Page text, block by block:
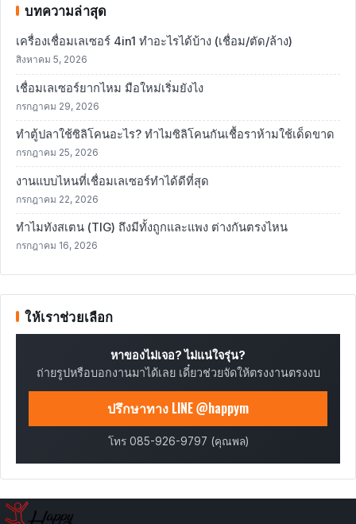
บทความล่าสุด
เครื่องเชื่อมเลเซอร์ 4in1 ทำอะไรได้บ้าง (เชื่อม/ตัด/ล้าง)
สิงหาคม 5, 2026
เชื่อมเลเซอร์ยากไหม มือใหม่เริ่มยังไง
กรกฎาคม 29, 2026
ทำตู้ปลาใช้ซิลิโคนอะไร? ทำไมซิลิโคนกันเชื้อราห้ามใช้เด็ดขาด
กรกฎาคม 25, 2026
งานแบบไหนที่เชื่อมเลเซอร์ทำได้ดีที่สุด
กรกฎาคม 22, 2026
ทำไมทังสเตน (TIG) ถึงมีทั้งถูกและแพง ต่างกันตรงไหน
กรกฎาคม 16, 2026
ให้เราช่วยเลือก
หาของไม่เจอ? ไม่แน่ใจรุ่น?
ถ่ายรูปหรือบอกงานมาได้เลย เดี๋ยวช่วยจัดให้ตรงงานตรงงบ
ปรึกษาทาง LINE @happym
โทร 085-926-9797 (คุณพล)